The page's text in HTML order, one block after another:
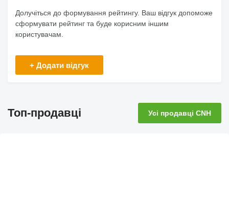
Долучіться до формування рейтингу. Ваш відгук допоможе
сформувати рейтинг та буде корисним іншим
користувачам.
+ Додати відгук
Топ-продавці Усі продавці CNH